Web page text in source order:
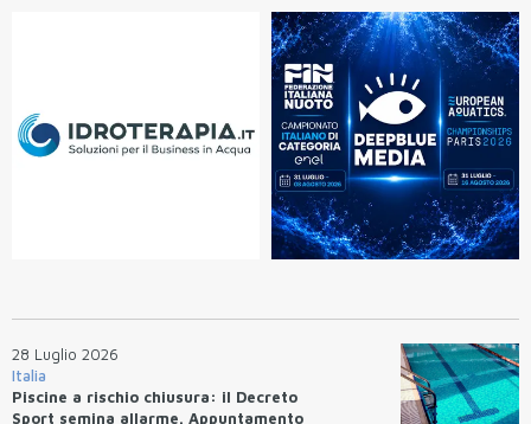
28 Luglio 2026
Italia
Piscine a rischio chiusura: il Decreto
Sport semina allarme. Appuntamento